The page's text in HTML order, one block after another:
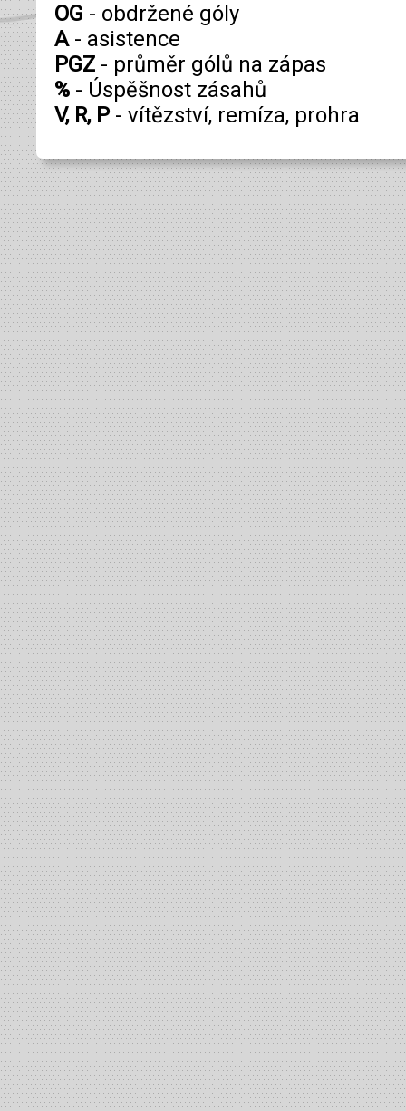
OG - obdržené góly
A- asistence
PGZ - průměr gólů na zápas
% - Úspěšnost zásahů
V, R, P - vítězství, remíza, prohra